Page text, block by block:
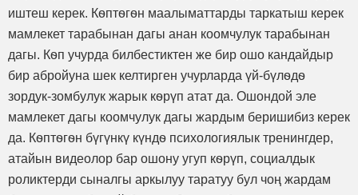
иштеш керек. Кѳптѳгѳн маалыматтарды таркатыш керек
мамлекет тарабынан дагы анан коомчулук тарабынан
дагы. Кѳп учурда билбестиктен же бир ошо кандайдыр
бир абройуна шек келтирген учурларда үй-бүлѳдѳ
зордук-зомбулук жарык кѳрүп атат да. Ошондой эле
мамлекет дагы коомчулук дагы жардым беришибиз керек
да. Кѳптѳгѳн бүгүнкү күндѳ психологиялык тренингдер,
атайын видеолор бар ошону угуп кѳрүп, социалдык
роликтерди сыналгы аркылуу таратуу бул чоң жардам